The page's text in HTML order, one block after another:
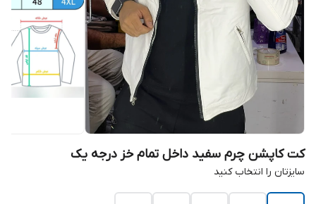
کت کاپشن چرم سفید داخل تمام خز درجه یک
سایزتان را انتخاب کنید